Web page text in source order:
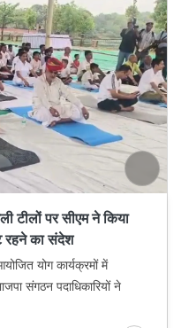
पर सीएम ने किया
रहने का संदेश
योग कार्यक्रमों में
संगठन पदाधिकारियों ने